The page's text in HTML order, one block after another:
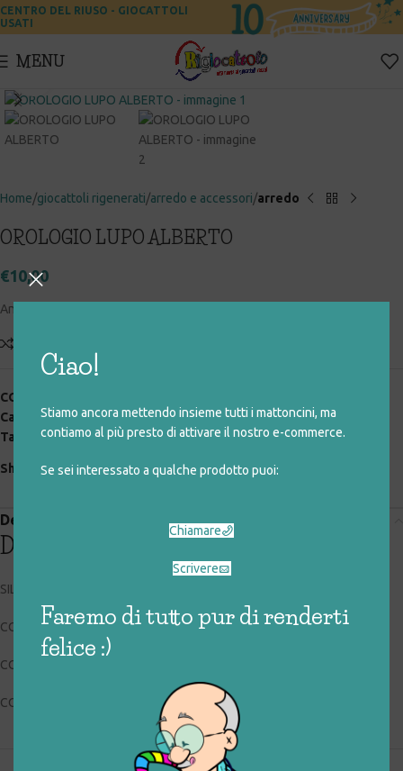
Ciao!
Stiamo ancora mettendo insieme tutti i mattoncini, ma
contiamo al più presto di attivare il nostro e-commerce.
Se sei interessato a qualche prodotto puoi:
Chiamare
Scrivere
Faremo di tutto pur di renderti
felice :)
CENTRO DEL RIUSO - GIOCATTOLI
USATI
MENU
Home giocattoli rigenerati arredo e accessori arredo
OROLOGIO LUPO ALBERTO
€10,00
Anni 2000 – Larghezza: 15 cm
COD:
Categorie:arredo, arredo e accessori, giocattoli rigenerati
Tag:
arredo, orologio
Share:
Descrizione
Descrizione
SILVER
CODICE RIGIOCATTOLO: 031_0_028
CONDIZIONI: buone, usato
COLLOCAZIONE: EXP